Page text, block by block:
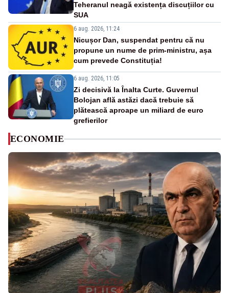
Teheranul neagă existența discuțiilor cu
SUA
6 aug. 2026, 11:24
Nicușor Dan, suspendat pentru că nu
propune un nume de prim-ministru, așa
cum prevede Constituția!
6 aug. 2026, 11:05
Zi decisivă la Înalta Curte. Guvernul
Bolojan află astăzi dacă trebuie să
plătească aproape un miliard de euro
grefierilor
ECONOMIE